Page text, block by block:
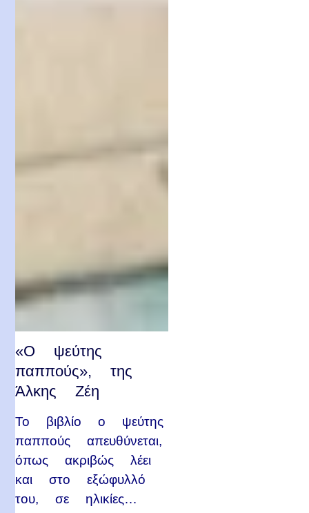
«Ο ψεύτης
παππούς», της
Άλκης Ζέη
Το βιβλίο ο ψεύτης
παππούς απευθύνεται,
όπως ακριβώς λέει
και στο εξώφυλλό
του, σε ηλικίες…